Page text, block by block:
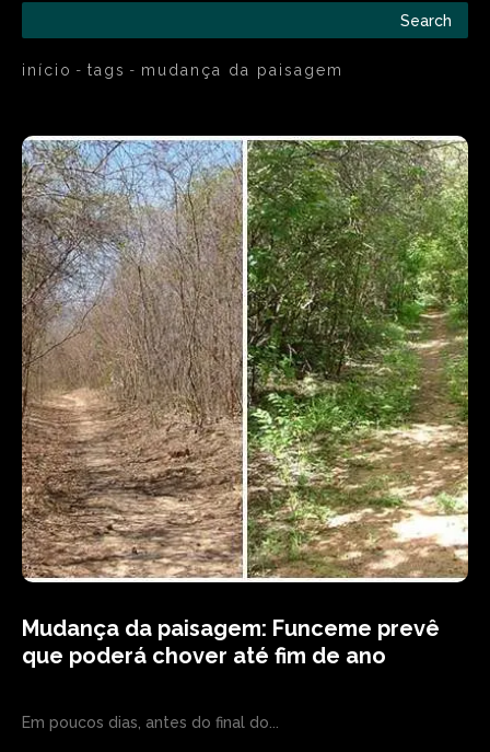
Search
início tags mudança da paisagem
Mudança da paisagem: Funceme prevê
que poderá chover até fim de ano
Em poucos dias, antes do final do...